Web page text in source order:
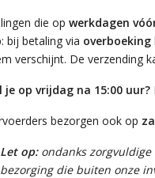
die op werkdagen
bij betaling via overboeking
verschijnt. De verzending
je op vrijdag na 15:00 uur?
bezorgen ook op
Let op:ondanks zorgvuldige
bezorging die buiten onze